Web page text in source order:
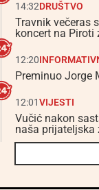
14:32DRUŠTVO
Travnik večeras
koncert na Piroti
12:20
Preminuo Jorge
12:01VIJESTI
Vučić nakon
naša prijateljska